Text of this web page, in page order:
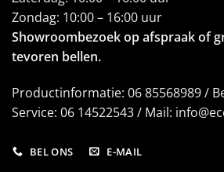
Zondag: 10:00 – 16:00 uur
Showroombezoek op afspraak of
tevoren bellen.
Productinformatie: 06 85568989 /
Service: 06 14522543 / Mail:
BEL ONS E-MAIL